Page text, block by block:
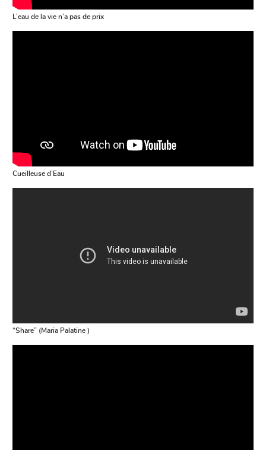
L’eau de la vie n’a pas de prix
Cueilleuse d’Eau
“Share” (Maria Palatine )